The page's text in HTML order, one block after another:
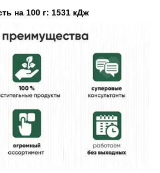
на 100 г: 1531 кДж